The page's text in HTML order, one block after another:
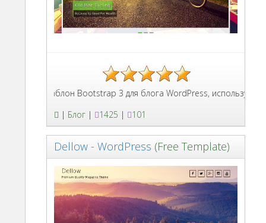
Шаблон Bootstrap 3 для блога WordPress, используется
| Блог | 1425 | 101
Dellow - WordPress (Free Template)